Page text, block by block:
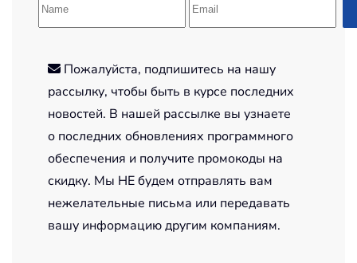
Пожалуйста, подпишитесь на нашу
рассылку, чтобы быть в курсе последних
новостей. В нашей рассылке вы узнаете
о последних обновлениях программного
обеспечения и получите промокоды на
скидку. Мы НЕ будем отправлять вам
нежелательные письма или передавать
вашу информацию другим компаниям.